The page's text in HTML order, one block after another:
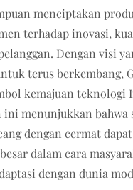
menciptakan
terhadap inovasi,
Dengan visi
terus berkembang,
kemajuan teknologi
ini menunjukkan bahwa
dengan cermat
dalam cara
dengan dunia